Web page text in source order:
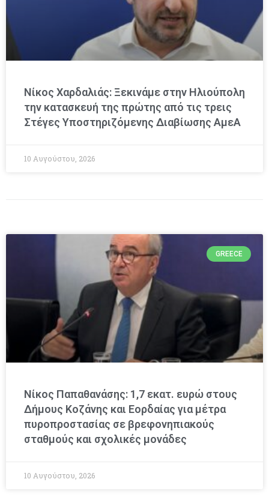
Νίκος Χαρδαλιάς: Ξεκινάμε στην Ηλιούπολη
την κατασκευή της πρώτης από τις τρεις
Στέγες Υποστηριζόμενης Διαβίωσης ΑμεΑ
10 Αυγούστου, 2026
GREECE
Νίκος Παπαθανάσης: 1,7 εκατ. ευρώ στους
Δήμους Κοζάνης και Εορδαίας για μέτρα
πυροπροστασίας σε βρεφονηπιακούς
σταθμούς και σχολικές μονάδες
10 Αυγούστου, 2026